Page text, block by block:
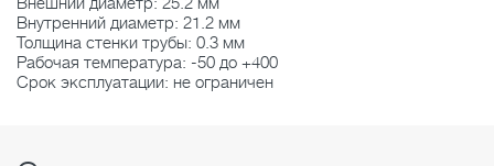
Внутренний диаметр: 21.2 мм
Толщина стенки трубы: 0.3 мм
Рабочая температура: -50 до +400
Срок эксплуатации: не ограничен